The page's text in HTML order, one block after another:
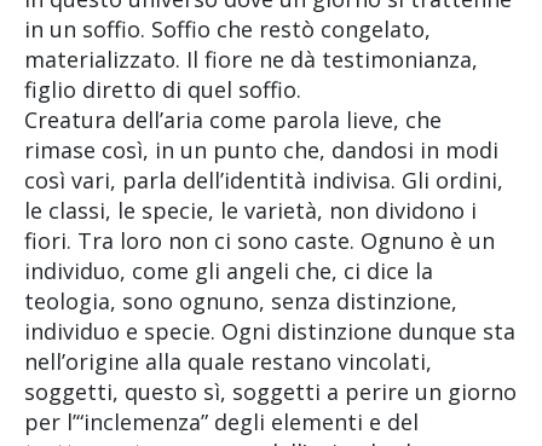
in un soffio. Soffio che restò congelato,
materializzato. Il fiore ne dà testimonianza,
figlio diretto di quel soffio.
Creatura dell’aria come parola lieve, che
rimase così, in un punto che, dandosi in modi
così vari, parla dell’identità indivisa. Gli ordini,
le classi, le specie, le varietà, non dividono i
fiori. Tra loro non ci sono caste. Ognuno è un
individuo, come gli angeli che, ci dice la
teologia, sono ognuno, senza distinzione,
individuo e specie. Ogni distinzione dunque sta
nell’origine alla quale restano vincolati,
soggetti, questo sì, soggetti a perire un giorno
per l’“inclemenza” degli elementi e del